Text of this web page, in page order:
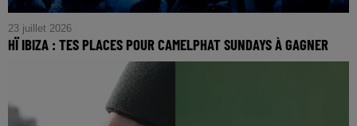
23 juillet 2026
HÏ IBIZA : TES PLACES POUR CAMELPHAT SUNDAYS À GAGNER